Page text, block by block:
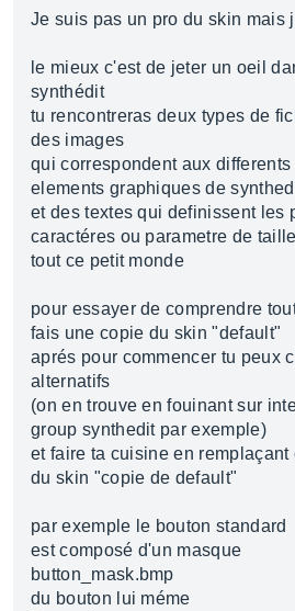
Je suis pas un pro du skin mais
le mieux c'est de jeter un oeil
synthédit
tu rencontreras deux types de
des images
qui correspondent aux
elements graphiques de
et des textes qui definissent les
caractéres ou parametre de
tout ce petit monde
pour essayer de comprendre
fais une copie du skin "default"
aprés pour commencer tu peux
alternatifs
(on en trouve en fouinant sur
group synthedit par exemple)
et faire ta cuisine en
du skin "copie de default"
par exemple le bouton standard
est composé d'un masque
button_mask.bmp
du bouton lui méme